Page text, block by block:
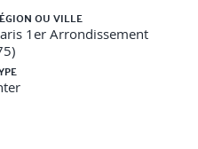
OU VILLE
1er Arrondissement